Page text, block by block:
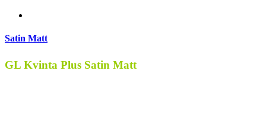
Satin Matt
GL Kvinta Plus Satin Matt